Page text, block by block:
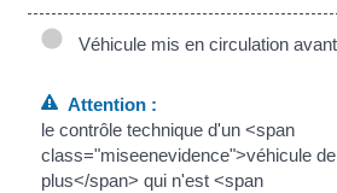
Véhicule mis en circulation
Attention :
le contrôle technique d'un <span
class="miseenevidence">véhicule
plus</span> qui n'est <span